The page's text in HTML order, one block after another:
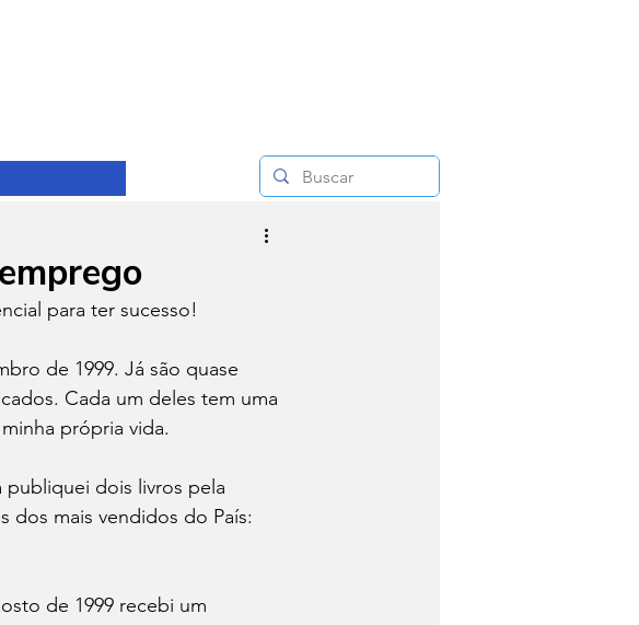
para ter sucesso!
de 1999. Já são quase
Cada um deles tem uma
própria vida.
publiquei dois livros pela
dos mais vendidos do País:
de 1999 recebi um